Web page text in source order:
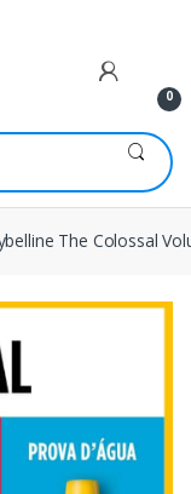
0
The Colossal